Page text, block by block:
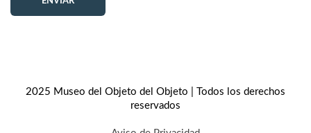
2025 Museo del Objeto del Objeto | Todos los derechos
reservados